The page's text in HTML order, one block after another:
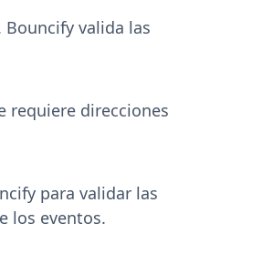
valida las
requiere direcciones
para validar las
los eventos.